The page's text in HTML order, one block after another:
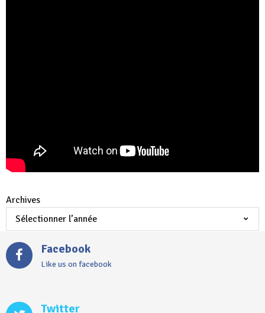
Archives
Facebook
Like us on facebook
Twitter